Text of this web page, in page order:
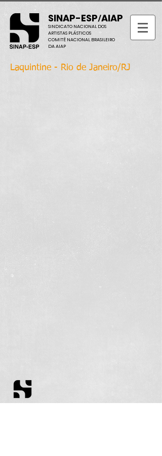
SINAP-ESP/AIAP
SINDICATO NACIONAL DOS
ARTISTAS PLÁSTICOS
COMITÊ NACIONAL BRASILEIRO
DA AIAP
Laquintine - Rio de Janeiro/RJ